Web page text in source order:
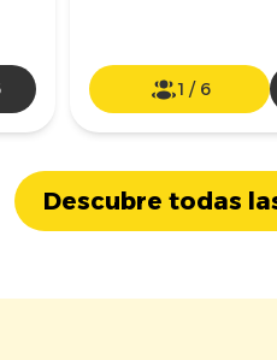
1 / 6
Descubre todas